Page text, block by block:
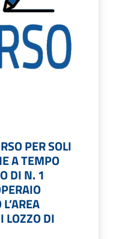
PER SOLI
A TEMPO
DI N. 1
LOZZO DI